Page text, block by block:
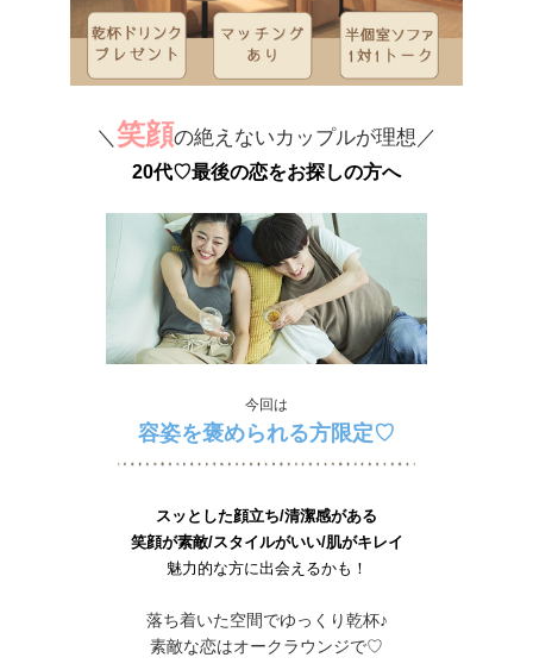
＼ 笑顔の絶えないカップルが理想／
20代♡最後の恋をお探しの方へ
今回は
容姿を褒められる方限定♡
スッとした顔立ち/清潔感がある
笑顔が素敵/スタイルがいい/肌がキレイ
魅力的な方に出会えるかも！
落ち着いた空間でゆっくり乾杯♪
素敵な恋はオークラウンジで♡